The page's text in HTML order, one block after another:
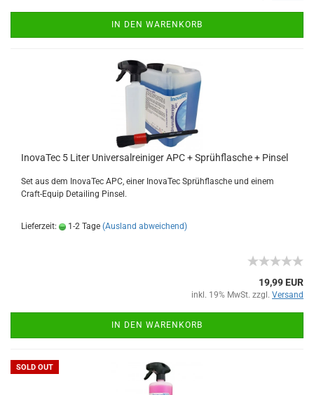
IN DEN WARENKORB
InovaTec 5 Liter Universalreiniger APC + Sprühflasche + Pinsel
Set aus dem InovaTec APC, einer InovaTec Sprühflasche und einem
Craft-Equip Detailing Pinsel.
Lieferzeit: 1-2 Tage (Ausland abweichend)
19,99 EUR
inkl. 19% MwSt. zzgl. Versand
IN DEN WARENKORB
SOLD OUT